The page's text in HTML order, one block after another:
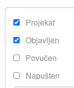
Projekat
Objavljen
Povučen
Napušten